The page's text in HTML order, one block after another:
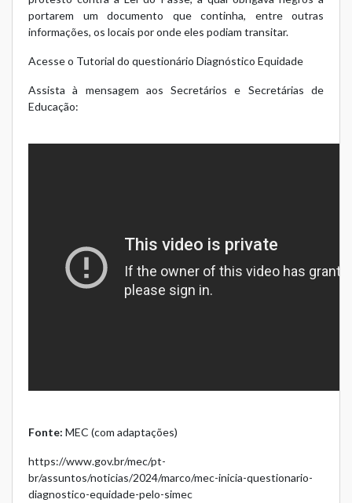
portarem um documento que continha, entre outras
informações, os locais por onde eles podiam transitar.
Acesse o Tutorial do questionário Diagnóstico Equidade
Assista à mensagem aos Secretários e Secretárias de
Educação:
Fonte: MEC (com adaptações)
https://www.gov.br/mec/pt-
br/assuntos/noticias/2024/marco/mec-inicia-questionario-
diagnostico-equidade-pelo-simec